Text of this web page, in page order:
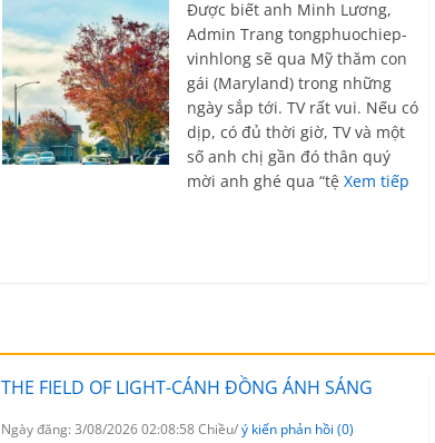
Được biết anh Minh Lương,
Admin Trang tongphuochiep-
vinhlong sẽ qua Mỹ thăm con
gái (Maryland) trong những
ngày sắp tới. TV rất vui. Nếu có
dịp, có đủ thời giờ, TV và một
số anh chị gần đó thân quý
mời anh ghé qua “tệ Xem tiếp
THE FIELD OF LIGHT-CÁNH ĐỒNG ÁNH SÁNG
Ngày đăng: 3/08/2026 02:08:58 Chiều/ý kiến phản hồi (0)